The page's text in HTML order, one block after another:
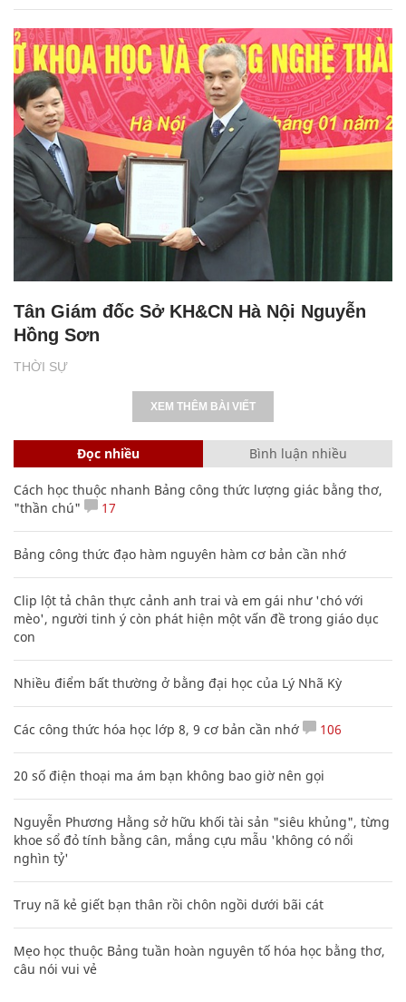
THỜI SỰ
Tân Giám đốc Sở KH&CN Hà Nội Nguyễn
Hồng Sơn
XEM THÊM BÀI VIẾT
Đọc nhiều Bình luận nhiều
Cách học thuộc nhanh Bảng công thức lượng giác bằng thơ,
"thần chú"
17
Bảng công thức đạo hàm nguyên hàm cơ bản cần nhớ
Clip lột tả chân thực cảnh anh trai và em gái như 'chó với
mèo', người tinh ý còn phát hiện một vấn đề trong giáo dục
con
Nhiều điểm bất thường ở bằng đại học của Lý Nhã Kỳ
Các công thức hóa học lớp 8, 9 cơ bản cần nhớ 106
20 số điện thoại ma ám bạn không bao giờ nên gọi
Nguyễn Phương Hằng sở hữu khối tài sản "siêu khủng", từng
khoe sổ đỏ tính bằng cân, mắng cựu mẫu 'không có nổi
nghìn tỷ'
Truy nã kẻ giết bạn thân rồi chôn ngồi dưới bãi cát
Mẹo học thuộc Bảng tuần hoàn nguyên tố hóa học bằng thơ,
câu nói vui vẻ